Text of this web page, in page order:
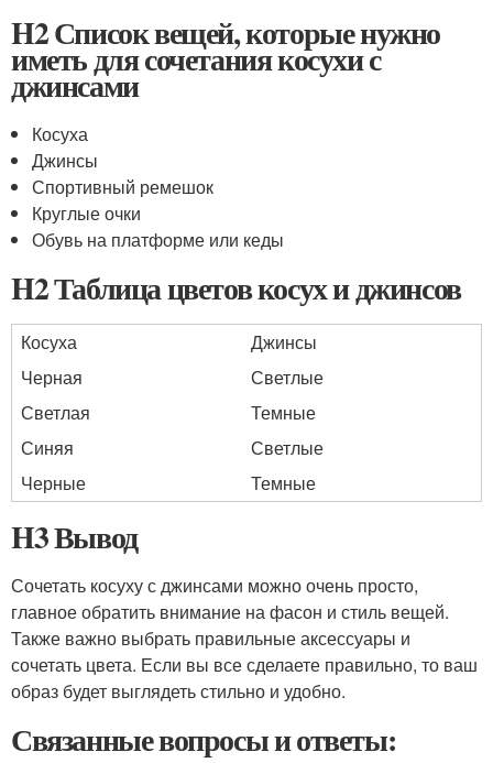
H2 Список вещей, которые нужно
иметь для сочетания косухи с
джинсами
Косуха
Джинсы
Спортивный ремешок
Круглые очки
Обувь на платформе или кеды
H2 Таблица цветов косух и джинсов
Косуха
Джинсы
Черная
Светлые
Светлая
Темные
Синяя
Светлые
Черные
Темные
H3 Вывод
Сочетать косуху с джинсами можно очень просто,
главное обратить внимание на фасон и стиль вещей.
Также важно выбрать правильные аксессуары и
сочетать цвета. Если вы все сделаете правильно, то ваш
образ будет выглядеть стильно и удобно.
Связанные вопросы и ответы: